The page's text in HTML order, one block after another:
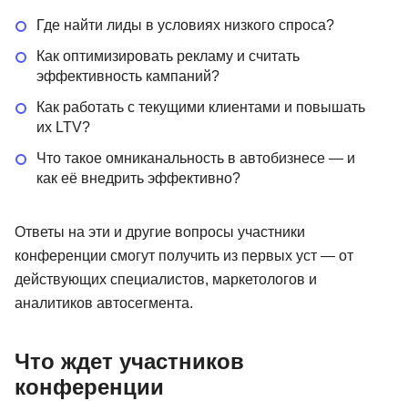
Где найти лиды в условиях низкого спроса?
Как оптимизировать рекламу и считать
эффективность кампаний?
Как работать с текущими клиентами и повышать
их LTV?
Что такое омниканальность в автобизнесе — и
как её внедрить эффективно?
Ответы на эти и другие вопросы участники
конференции смогут получить из первых уст — от
действующих специалистов, маркетологов и
аналитиков автосегмента.
Что ждет участников
конференции